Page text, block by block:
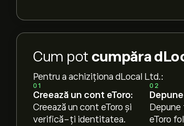
Cum pot cumpăra
Pentru a achiziționa dLocal Ltd.:
01
Creează un cont eToro:
Creează un cont eToro și
verifică-ți identitatea.
02
eToro